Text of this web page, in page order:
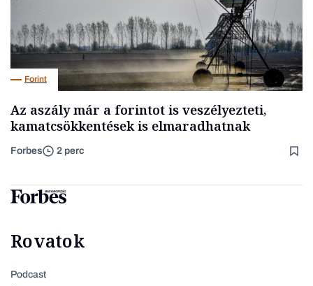
Forint
Az aszály már a forintot is veszélyezteti,
kamatcsökkentések is elmaradhatnak
Forbes 2 perc
Rovatok
Podcast